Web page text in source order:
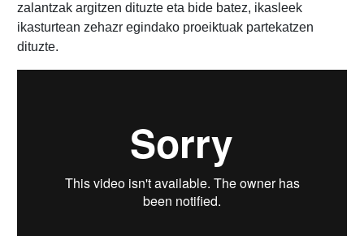
zalantzak argitzen dituzte eta bide batez, ikasleek
ikasturtean zehazr egindako proeiktuak partekatzen
dituzte.